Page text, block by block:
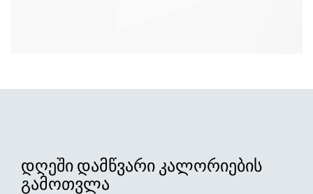
ᲓᲦᲔᲨᲘ ᲓᲐᲛᲬᲕᲐᲠᲘ ᲙᲐᲚᲝᲠᲘᲔᲑᲘᲡ
ᲒᲐᲛᲝᲗᲕᲚᲐ